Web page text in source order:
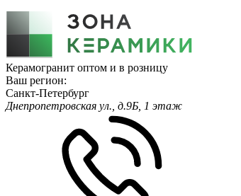
Керамогранит оптом и в розницу
Ваш регион:
Санкт-Петербург
Днепропетровская ул., д.9Б, 1 этаж